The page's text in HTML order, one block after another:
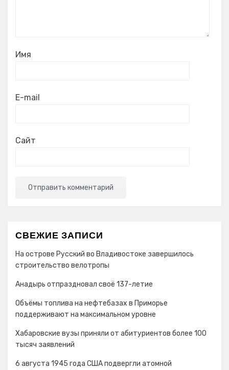
Имя
E-mail
Сайт
СВЕЖИЕ ЗАПИСИ
На острове Русский во Владивостоке завершилось
строительство велотропы
Анадырь отпраздновал своё 137-летие
Объёмы топлива на нефтебазах в Приморье
поддерживают на максимальном уровне
Хабаровские вузы приняли от абитуриентов более 100
тысяч заявлений
6 августа 1945 года США подвергли атомной